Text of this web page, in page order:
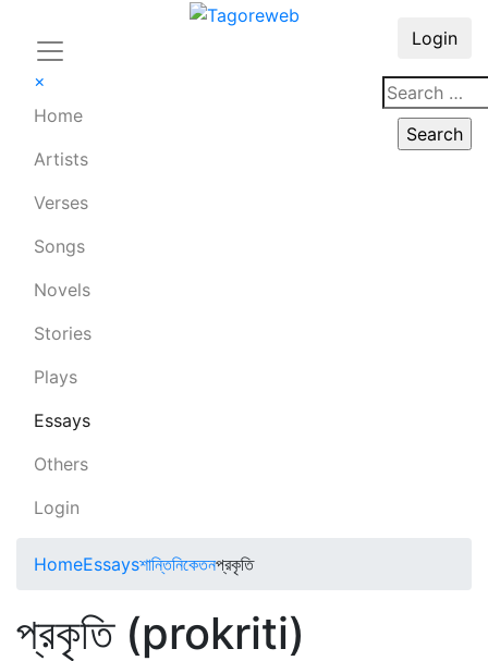
×
Home
Artists
Verses
Songs
Novels
Stories
Plays
Essays
Others
Login
Login
HomeEssaysশান্তিনিকেতনপ্রকৃতি
প্রকৃতি (prokriti)